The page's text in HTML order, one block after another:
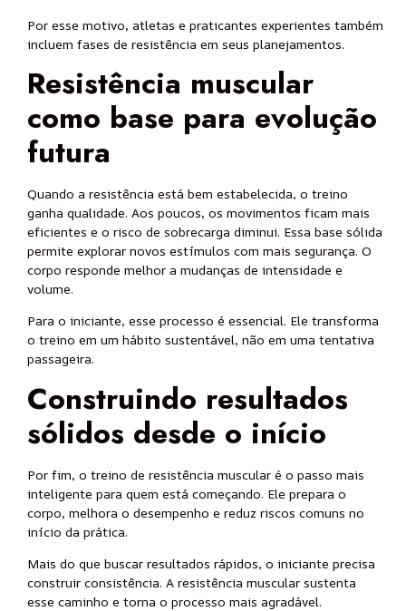
Por esse motivo, atletas e praticantes experientes também
incluem fases de resistência em seus planejamentos.
Resistência muscular
como base para evolução
futura
Quando a resistência está bem estabelecida, o treino
ganha qualidade. Aos poucos, os movimentos ficam mais
eficientes e o risco de sobrecarga diminui. Essa base sólida
permite explorar novos estímulos com mais segurança. O
corpo responde melhor a mudanças de intensidade e
volume.
Para o iniciante, esse processo é essencial. Ele transforma
o treino em um hábito sustentável, não em uma tentativa
passageira.
Construindo resultados
sólidos desde o início
Por fim, o treino de resistência muscular é o passo mais
inteligente para quem está começando. Ele prepara o
corpo, melhora o desempenho e reduz riscos comuns no
início da prática.
Mais do que buscar resultados rápidos, o iniciante precisa
construir consistência. A resistência muscular sustenta
esse caminho e torna o processo mais agradável.